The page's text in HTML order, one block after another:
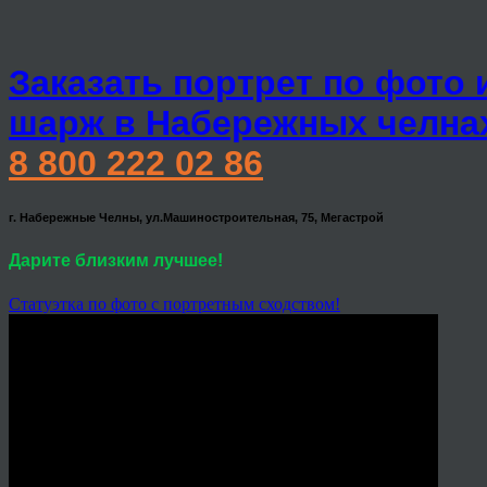
Заказать портрет по фото
шарж в Набережных
8 800 222 02 86
г. Набережные Челны, ул.Машиностроительная, 75, Мегастрой
Дарите близким лучшее!
Статуэтка по фото с портретным сходством!